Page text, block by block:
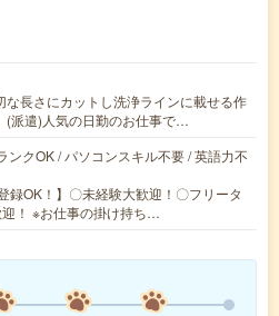
な長さにカットし洗浄ラインに載せる作
(派遣)人気の日勤のお仕事で…
ンクOK / パソコンスキル不要 / 英語力不
録OK！】〇未経験大歓迎！〇フリータ
！ ※お仕事の掛け持ち…